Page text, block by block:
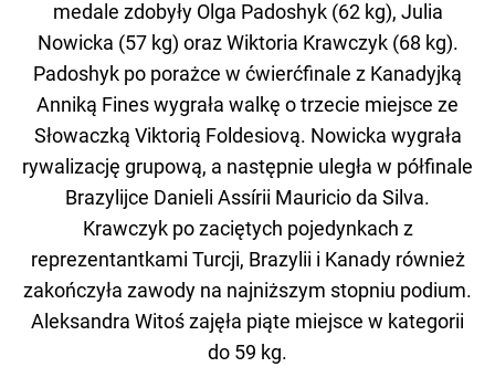
medale zdobyły Olga Padoshyk (62 kg), Julia
Nowicka (57 kg) oraz Wiktoria Krawczyk (68 kg).
Padoshyk po porażce w ćwierćfinale z Kanadyjką
Anniką Fines wygrała walkę o trzecie miejsce ze
Słowaczką Viktorią Foldesiovą. Nowicka wygrała
rywalizację grupową, a następnie uległa w półfinale
Brazylijce Danieli Assírii Mauricio da Silva.
Krawczyk po zaciętych pojedynkach z
reprezentantkami Turcji, Brazylii i Kanady również
zakończyła zawody na najniższym stopniu podium.
Aleksandra Witoś zajęła piąte miejsce w kategorii
do 59 kg.